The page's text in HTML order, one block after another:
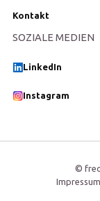
Kontakt
SOZIALE MEDIEN
LinkedIn
Instagram
©
Impressum